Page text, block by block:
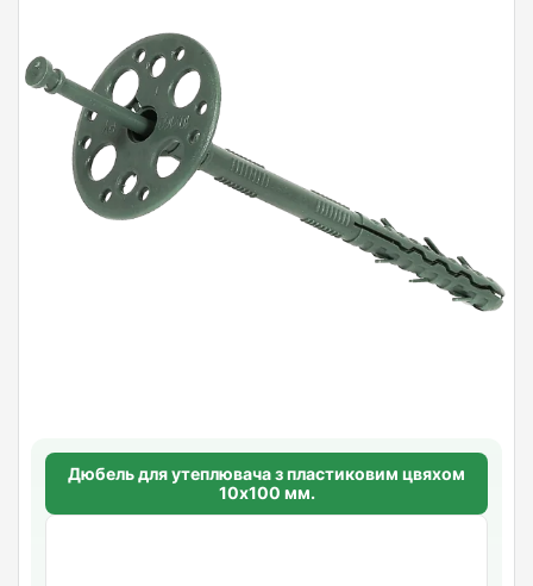
Дюбель для утеплювача з пластиковим цвяхом
10х100 мм.